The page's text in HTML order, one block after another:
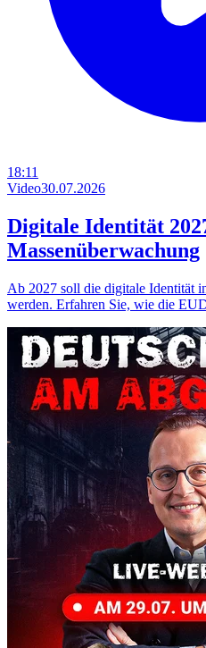
18:11
Video30.07.2026
Digitale Identität
Massenüberwachung
Ab 2027 soll die digitale Identität
werden. Erfahren Sie, wie die